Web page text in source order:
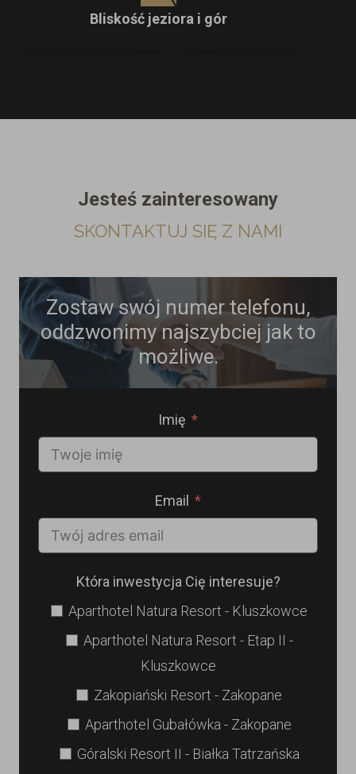
Bliskość jeziora i gór
Jesteś zainteresowany
SKONTAKTUJ SIĘ Z NAMI
Zostaw swój numer telefonu,
oddzwonimy najszybciej jak to
możliwe.
Imię
Email
Która inwestycja Cię interesuje?
Aparthotel Natura Resort - Kluszkowce
Aparthotel Natura Resort - Etap II -
Kluszkowce
Zakopiański Resort - Zakopane
Aparthotel Gubałówka - Zakopane
Góralski Resort II - Białka Tatrzańska